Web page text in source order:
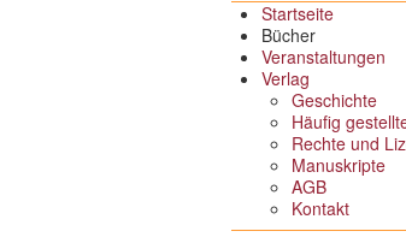
Startseite
Bücher
Veranstaltungen
Verlag
Geschichte
Häufig
Rechte und
Manuskripte
AGB
Kontakt